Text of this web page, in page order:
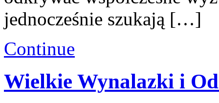
jednocześnie szukają […]
Continue
Wielkie Wynalazki i